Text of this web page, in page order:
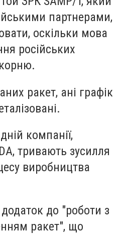
партнерами,
оскільки мова
російських
ракет, ані графік
компанії,
тривають зусилля
виробництва
до "роботи з
ракет", що